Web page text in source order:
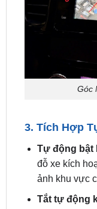
3. Tích Hợp
đỗ xe kích
ảnh khu vực
Tắt tự động
camera,
ở tốc độ cao.